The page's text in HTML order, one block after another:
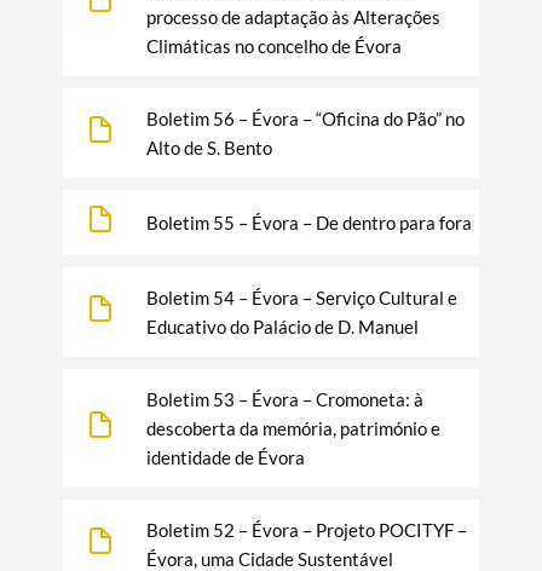
processo de adaptação às Alterações
Climáticas no concelho de Évora
Boletim 56 – Évora – “Oficina do Pão” no
Alto de S. Bento
Boletim 55 – Évora – De dentro para fora
Boletim 54 – Évora – Serviço Cultural e
Educativo do Palácio de D. Manuel
Boletim 53 – Évora – Cromoneta: à
descoberta da memória, património e
identidade de Évora
Boletim 52 – Évora – Projeto POCITYF –
Évora, uma Cidade Sustentável